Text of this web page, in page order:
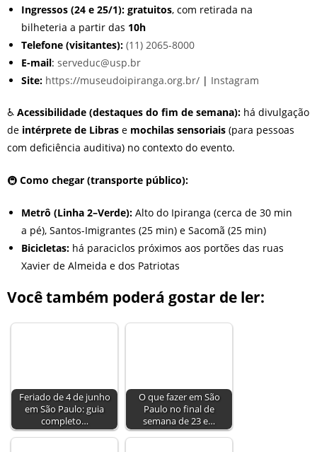
Ingressos (24 e 25/1): gratuitos, com retirada na
bilheteria a partir das 10h
Telefone (visitantes): (11) 2065-8000
E-mail: serveduc@usp.br
Site: https://museudoipiranga.org.br/ | Instagram
♿ Acessibilidade (destaques do fim de semana): há divulgação
de intérprete de Libras e mochilas sensoriais (para pessoas
com deficiência auditiva) no contexto do evento.
🚇 Como chegar (transporte público):
Metrô (Linha 2–Verde): Alto do Ipiranga (cerca de 30 min
a pé), Santos-Imigrantes (25 min) e Sacomã (25 min)
Bicicletas: há paraciclos próximos aos portões das ruas
Xavier de Almeida e dos Patriotas
Você também poderá gostar de ler:
Feriado de 4 de junho
em São Paulo: guia
completo…
O que fazer em São
Paulo no final de
semana de 23 e…